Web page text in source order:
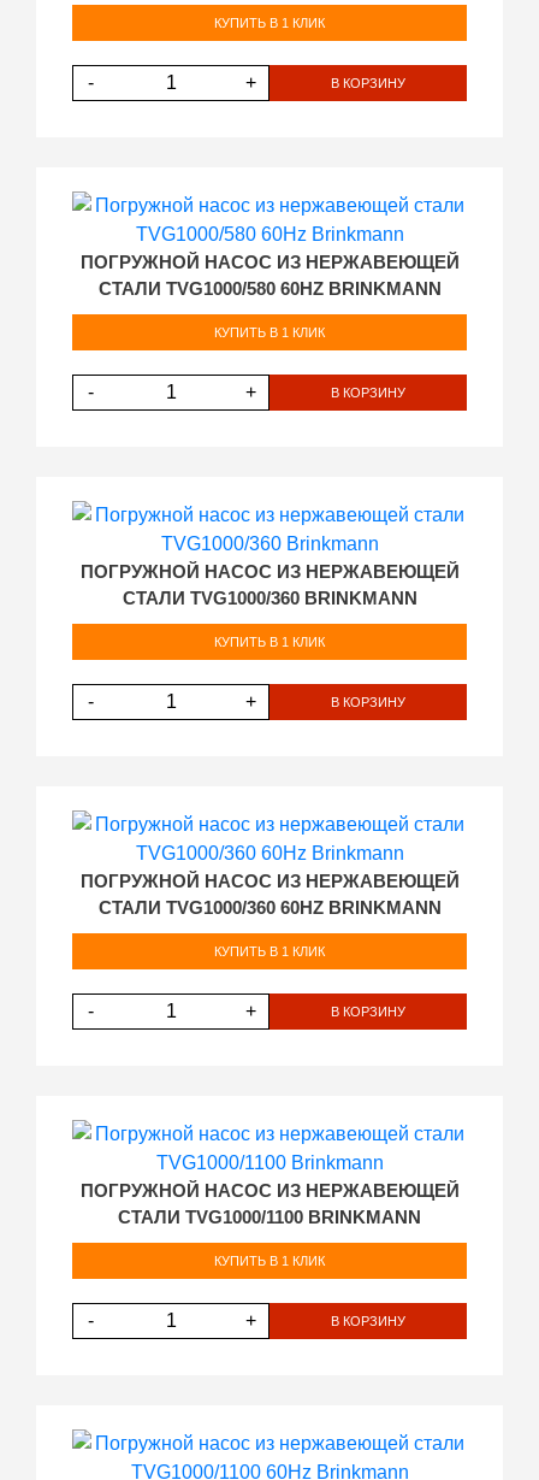
КУПИТЬ В 1 КЛИК
- + В КОРЗИНУ
ПОГРУЖНОЙ НАСОС ИЗ НЕРЖАВЕЮЩЕЙ
СТАЛИ TVG1000/580 60HZ BRINKMANN
КУПИТЬ В 1 КЛИК
- + В КОРЗИНУ
ПОГРУЖНОЙ НАСОС ИЗ НЕРЖАВЕЮЩЕЙ
СТАЛИ TVG1000/360 BRINKMANN
КУПИТЬ В 1 КЛИК
- + В КОРЗИНУ
ПОГРУЖНОЙ НАСОС ИЗ НЕРЖАВЕЮЩЕЙ
СТАЛИ TVG1000/360 60HZ BRINKMANN
КУПИТЬ В 1 КЛИК
- + В КОРЗИНУ
ПОГРУЖНОЙ НАСОС ИЗ НЕРЖАВЕЮЩЕЙ
СТАЛИ TVG1000/1100 BRINKMANN
КУПИТЬ В 1 КЛИК
- + В КОРЗИНУ